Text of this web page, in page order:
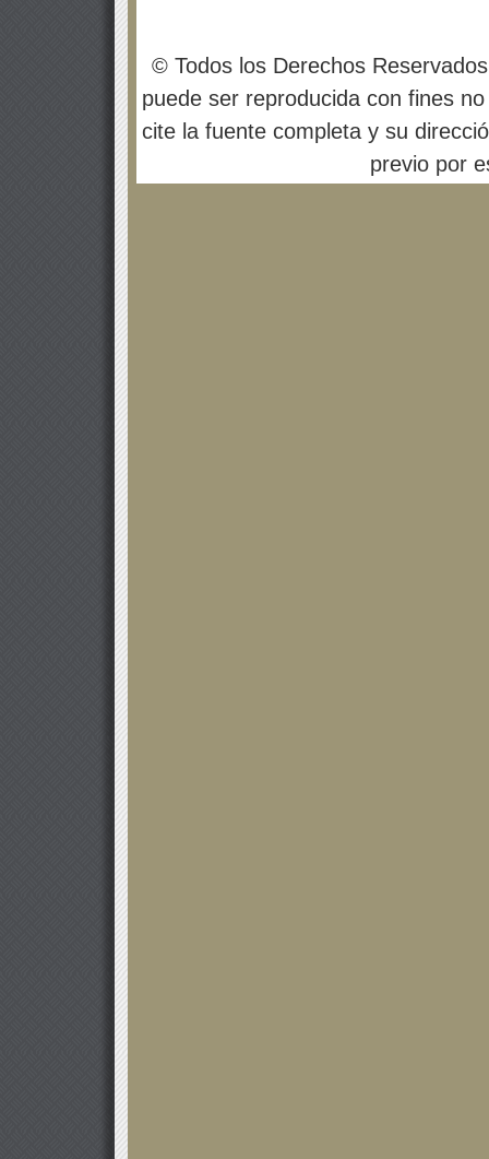
© Todos los Derechos
puede ser reproducida con fines
cite la fuente completa y su
previo por